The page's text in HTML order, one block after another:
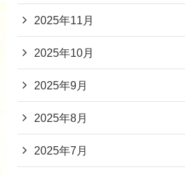
2025年11月
2025年10月
2025年9月
2025年8月
2025年7月